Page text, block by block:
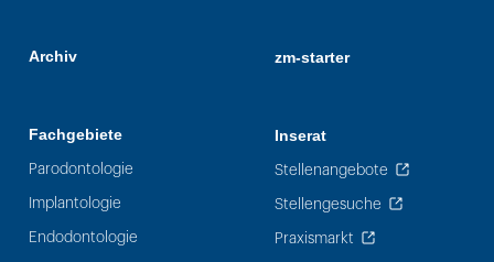
Archiv
Fachgebiete
Parodontologie
Implantologie
Endodontologie
zm-starter
Inserat
Stellenangebote
Stellengesuche
Praxismarkt